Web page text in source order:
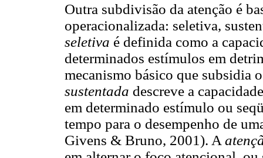
Outra subdivisão da atenção é
operacionalizada: seletiva,
seletiva é definida como a
determinados estímulos em
mecanismo básico que subsidia
sustentada descreve a
em determinado estímulo ou
tempo para o desempenho de
Givens & Bruno, 2001). A